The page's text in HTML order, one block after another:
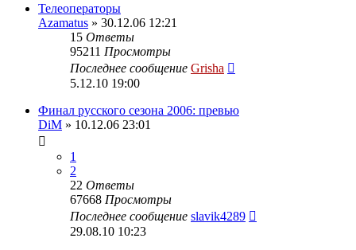
Телеоператоры
Azamatus » 30.12.06 12:21
15 Ответы
95211 Просмотры
Последнее сообщение Grisha
5.12.10 19:00
Финал русского сезона 2006: превью
DiM » 10.12.06 23:01
1
2
22 Ответы
67668 Просмотры
Последнее сообщение slavik4289
29.08.10 10:23